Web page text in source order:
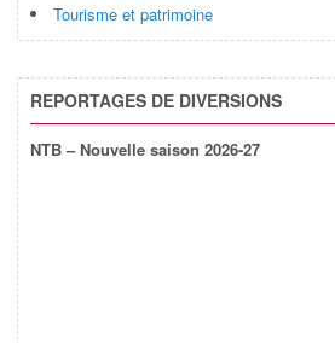
Tourisme et patrimoine
REPORTAGES DE DIVERSIONS
NTB – Nouvelle saison 2026-27